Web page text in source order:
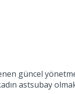
güncel
astsubay